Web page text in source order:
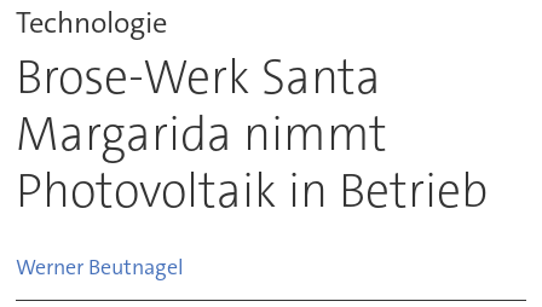
Technologie
Brose-Werk Santa
Margarida nimmt
Photovoltaik in Betrieb
Werner Beutnagel